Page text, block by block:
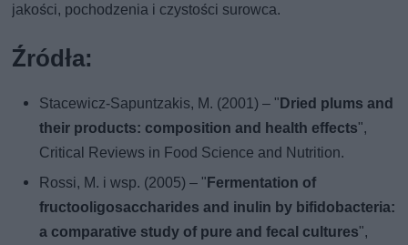
jakości, pochodzenia i czystości surowca.
Źródła:
Stacewicz-Sapuntzakis, M. (2001) – " Dried plums and
their products: composition and health effects",
Critical Reviews in Food Science and Nutrition.
Rossi, M. i wsp. (2005) – " Fermentation of
fructooligosaccharides and inulin by bifidobacteria:
a comparative study of pure and fecal cultures",